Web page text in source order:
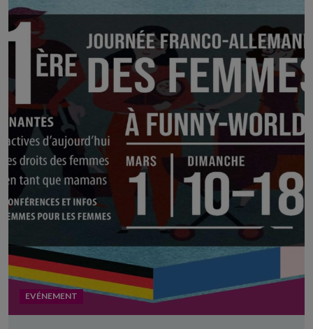
EVÉNEMENT